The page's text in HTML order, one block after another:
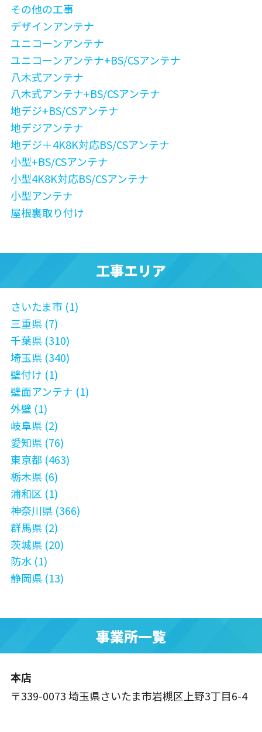
その他の工事
デザインアンテナ
ユニコーンアンテナ
ユニコーンアンテナ+BS/CSアンテナ
八木式アンテナ
八木式アンテナ+BS/CSアンテナ
地デジ+BS/CSアンテナ
地デジアンテナ
地デジ＋4K8K対応BS/CSアンテナ
小型+BS/CSアンテナ
小型4K8K対応BS/CSアンテナ
小型アンテナ
屋根裏取り付け
工事エリア
さいたま市 (1)
三重県 (7)
千葉県 (310)
埼玉県 (340)
壁付け (1)
壁面アンテナ (1)
外壁 (1)
岐阜県 (2)
愛知県 (76)
東京都 (463)
栃木県 (6)
浦和区 (1)
神奈川県 (366)
群馬県 (2)
茨城県 (20)
防水 (1)
静岡県 (13)
事業所一覧
本店
〒339-0073 埼玉県さいたま市岩槻区上野3丁目6-4